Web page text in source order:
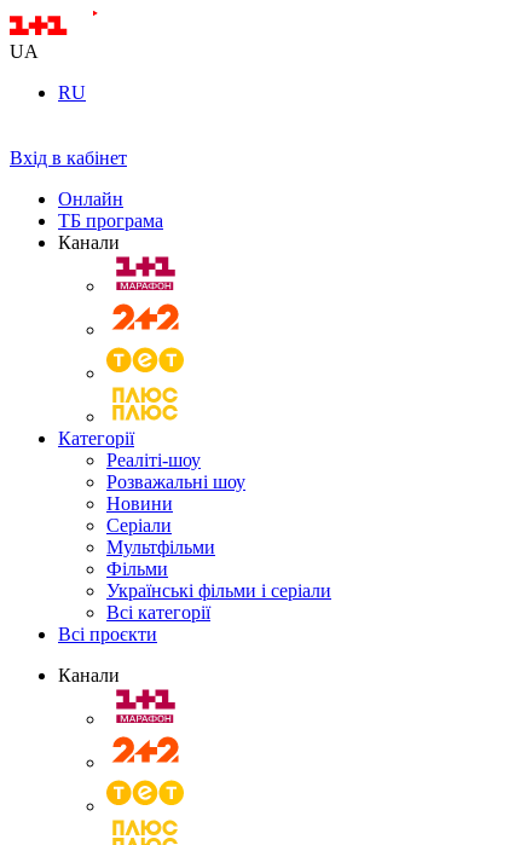
UA
RU
Вхід в кабінет
Онлайн
ТБ програма
Канали
Категорії
Реаліті-шоу
Розважальні шоу
Новини
Серіали
Мультфільми
Фільми
Українські фільми і серіали
Всі категорії
Всі проєкти
Канали